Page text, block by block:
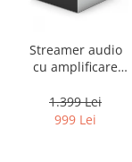
Streamer audio
cu amplificare
A50+, LAN /Wi-Fi
/Bluetooth,
1.399 Lei
999 Lei